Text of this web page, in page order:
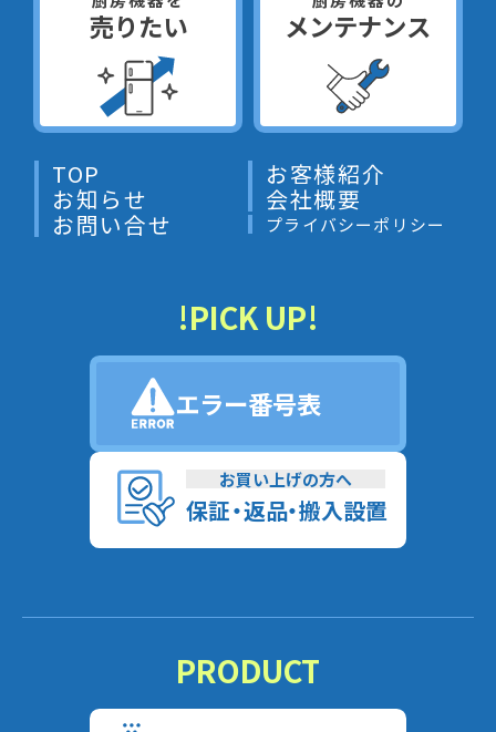
売りたい メンテナンス
TOP お客様紹介
お知らせ 会社概要
お問い合せ プライバシーポリシー
!PICK UP!
エラー番号表
お買い上げの方へ
保証・返品・搬入設置
PRODUCT